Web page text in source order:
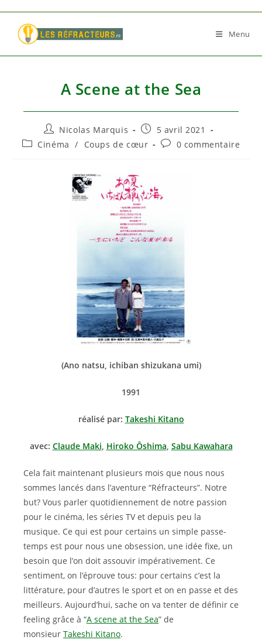
content
Menu
A Scene at the Sea
Auteur/autrice
de
la
Nicolas Marquis
Publication
publiée :
5 avril 2021
PostCinéma / Coups de cœur
Commentaires
0 commentaire
(Ano natsu, ichiban shizukana umi)
1991
réalisé par: Takeshi Kitano
avec: Claude Maki, Hiroko Ôshima, Sabu Kawahara
Cela fait maintenant plusieurs mois que nous nous
sommes lancés dans l’aventure “Réfracteurs”. Notre
but? Vous parler quotidiennement de notre passion
pour le cinéma, les séries TV et depuis peu la
musique. Ce qui est pour certains un simple passe-
temps est pour nous une obsession, une idée fixe, un
besoin que l’on doit assouvir impérativement. Ce
sentiment, on l’éprouve tous: pour certains c’est la
littérature, pour d’autres le sport et on en passe et des
meilleurs. Aujourd’hui, sache on va tenter de définir ce
feeling grâce à “A scene at the Sea” de
monsieur Takeshi Kitano.